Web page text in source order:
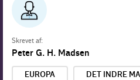
Skrevet af:
Peter G. H. Madsen
EUROPA DET INDRE